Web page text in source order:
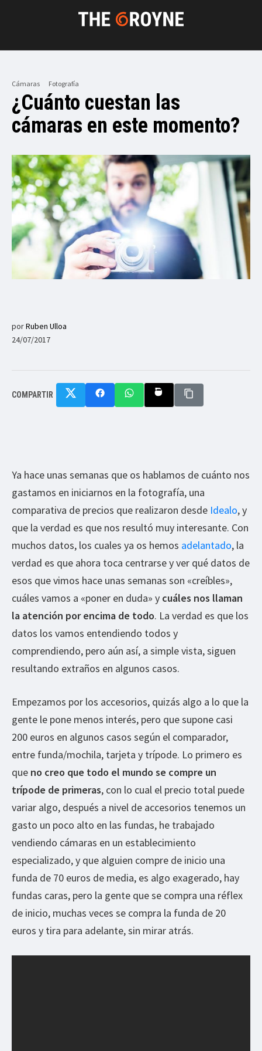
Cámaras Fotografía
¿Cuánto cuestan las
cámaras en este momento?
porRuben Ulloa
24/07/2017
COMPARTIR
Ya hace unas semanas que os hablamos de cuánto nos
gastamos en iniciarnos en la fotografía, una
comparativa de precios que realizaron desde Idealo, y
que la verdad es que nos resultó muy interesante. Con
muchos datos, los cuales ya os hemos adelantado, la
verdad es que ahora toca centrarse y ver qué datos de
esos que vimos hace unas semanas son «creíbles»,
cuáles vamos a «poner en duda» y cuáles nos llaman
la atención por encima de todo. La verdad es que los
datos los vamos entendiendo todos y
comprendiendo, pero aún así, a simple vista, siguen
resultando extraños en algunos casos.
Empezamos por los accesorios, quizás algo a lo que la
gente le pone menos interés, pero que supone casi
200 euros en algunos casos según el comparador,
entre funda/mochila, tarjeta y trípode. Lo primero es
que no creo que todo el mundo se compre un
trípode de primeras, con lo cual el precio total puede
variar algo, después a nivel de accesorios tenemos un
gasto un poco alto en las fundas, he trabajado
vendiendo cámaras en un establecimiento
especializado, y que alguien compre de inicio una
funda de 70 euros de media, es algo exagerado, hay
fundas caras, pero la gente que se compra una réflex
de inicio, muchas veces se compra la funda de 20
euros y tira para adelante, sin mirar atrás.